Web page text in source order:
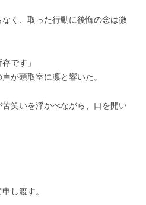
く、取った行動に後悔の念は微
です」
が頭取室に凛と響いた。
笑いを浮かべながら、口を開い
し渡す。